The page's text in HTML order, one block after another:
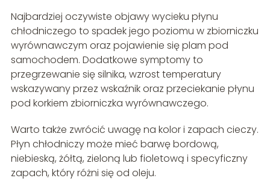
Najbardziej oczywiste objawy wycieku płynu
chłodniczego to spadek jego poziomu w zbiorniczku
wyrównawczym oraz pojawienie się plam pod
samochodem. Dodatkowe symptomy to
przegrzewanie się silnika, wzrost temperatury
wskazywany przez wskaźnik oraz przeciekanie płynu
pod korkiem zbiorniczka wyrównawczego.
Warto także zwrócić uwagę na kolor i zapach cieczy.
Płyn chłodniczy może mieć barwę bordową,
niebieską, żółtą, zieloną lub fioletową i specyficzny
zapach, który różni się od oleju.